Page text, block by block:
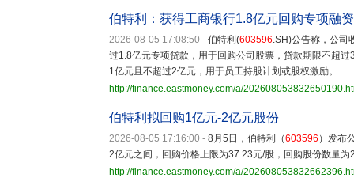
伯特利：获得工商银行1.8亿元回购专项融
2026-08-05 17:08:50 - 伯特利(603596.SH)公告称，公司
过1.8亿元专项贷款，用于回购公司股票，贷款期限不超
1亿元且不超过2亿元，用于员工持股计划或股权激励。
http://finance.eastmoney.com/a/
伯特利拟回购1亿元-2亿元股份
2026-08-05 17:16:00 - 8月5日，伯特利（603596 ）发布
2亿元之间，回购价格上限为37.23元/股，回购股份数量
http://finance.eastmoney.com/a/